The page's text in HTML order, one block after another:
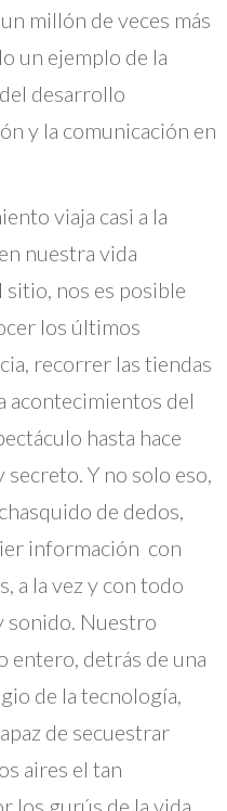
millón de veces más
un ejemplo de la
desarrollo
y la comunicación en
viaja casi a la
nuestra vida
nos es posible
los últimos
recorrer las tiendas
acontecimientos del
hasta hace
Y no solo eso,
de dedos,
información con
a la vez y con todo
sonido. Nuestro
entero, detrás de una
de la tecnología,
de secuestrar
aires el tan
los gurús de la vida